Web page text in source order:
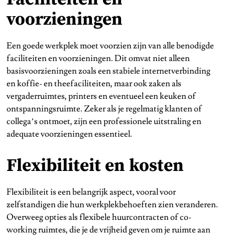
voorzieningen
Een goede werkplek moet voorzien zijn van alle benodigde
faciliteiten en voorzieningen. Dit omvat niet alleen
basisvoorzieningen zoals een stabiele internetverbinding
en koffie- en theefaciliteiten, maar ook zaken als
vergaderruimtes, printers en eventueel een keuken of
ontspanningsruimte. Zeker als je regelmatig klanten of
collega’s ontmoet, zijn een professionele uitstraling en
adequate voorzieningen essentieel.
Flexibiliteit en kosten
Flexibiliteit is een belangrijk aspect, vooral voor
zelfstandigen die hun werkplekbehoeften zien veranderen.
Overweeg opties als flexibele huurcontracten of co-
working ruimtes, die je de vrijheid geven om je ruimte aan